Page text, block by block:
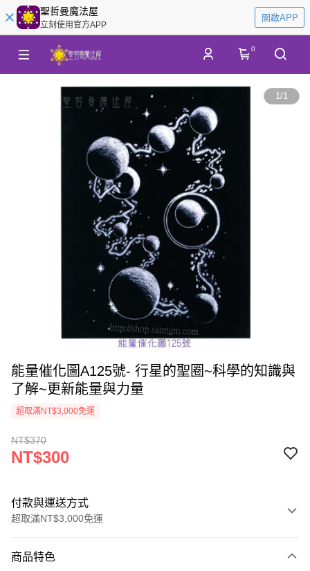
聖哲曼魔法屋
立刻使用官方APP
開啟APP
0
1/1
能量催化圖A125號- 行星的聖圈~科學的知識與
了解~更新能量與力量
超取滿NT$3,000免運
NT$370
NT$300
付款與運送方式
超取滿NT$3,000免運
信用卡一次付款
商品特色